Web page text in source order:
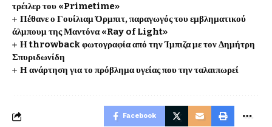
τρέιλερ του «Primetime»
Πέθανε ο Γουίλιαμ Όρμπιτ, παραγωγός του εμβληματικού
άλμπουμ της Μαντόνα «Ray of Light»
Η throwback φωτογραφία από την Ίμπιζα με τον Δημήτρη
Σπυριδωνίδη
Η ανάρτηση για το πρόβλημα υγείας που την ταλαιπωρεί
Facebook